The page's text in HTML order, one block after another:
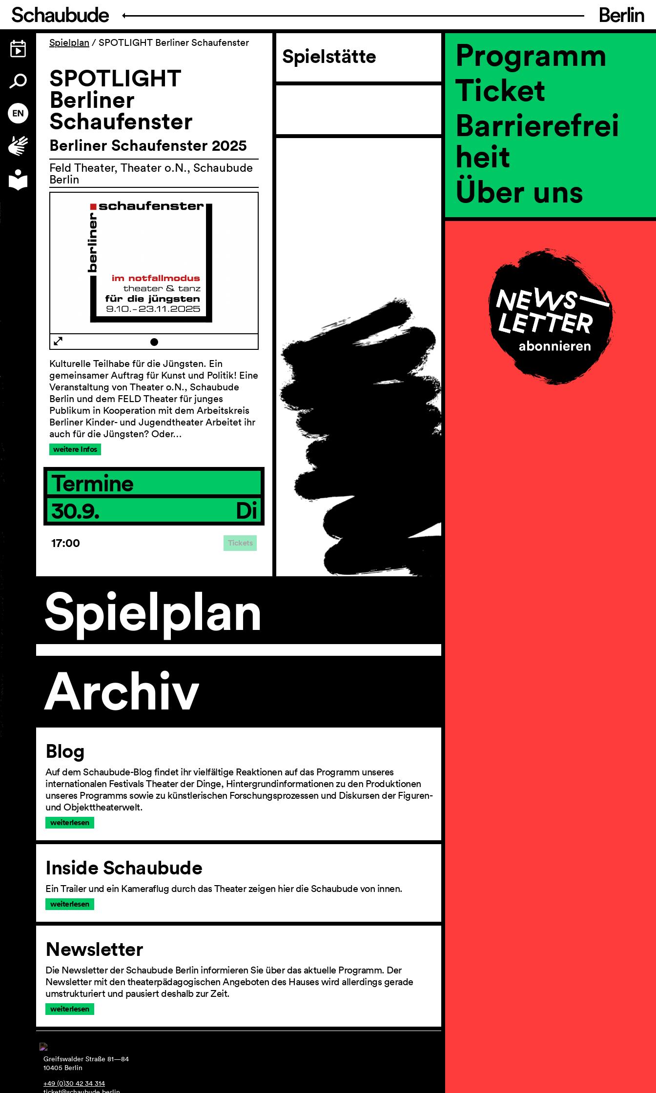
Programm
Ticket
Barrierefrei
heit
Über uns
Spielplan / SPOTLIGHT Berliner Schaufenster
SPOTLIGHT
Berliner
Schaufenster
Berliner Schaufenster 2025
Feld Theater, Theater o.N., Schaubude
Berlin
Kulturelle Teilhabe für die Jüngsten. Ein
gemeinsamer Auftrag für Kunst und Politik! Eine
Veranstaltung von Theater o.N., Schaubude
Berlin und dem FELD Theater für junges
Publikum in Kooperation mit dem Arbeitskreis
Berliner Kinder- und Jugendtheater Arbeitet ihr
auch für die Jüngsten? Oder…
weitere Infos
Termine
30.9.
Di
17:00 Tickets
Spielstätte
Spielplan
Archiv
Artikel
Blog
Auf dem Schaubude-Blog findet ihr vielfältige Reaktionen auf das Programm unseres
internationalen Festivals Theater der Dinge, Hintergrundinformationen zu den Produktionen
unseres Programms sowie zu künstlerischen Forschungsprozessen und Diskursen der Figuren-
und Objekttheaterwelt.
weiterlesen
Inside Schaubude
Ein Trailer und ein Kameraflug durch das Theater zeigen hier die Schaubude von innen.
weiterlesen
Newsletter
Die Newsletter der Schaubude Berlin informieren Sie über das aktuelle Programm. Der
Newsletter mit den theaterpädagogischen Angeboten des Hauses wird allerdings gerade
umstrukturiert und pausiert deshalb zur Zeit.
weiterlesen
Greifswalder Straße 81—84
10405 Berlin
+49 (0)30 42 34 314